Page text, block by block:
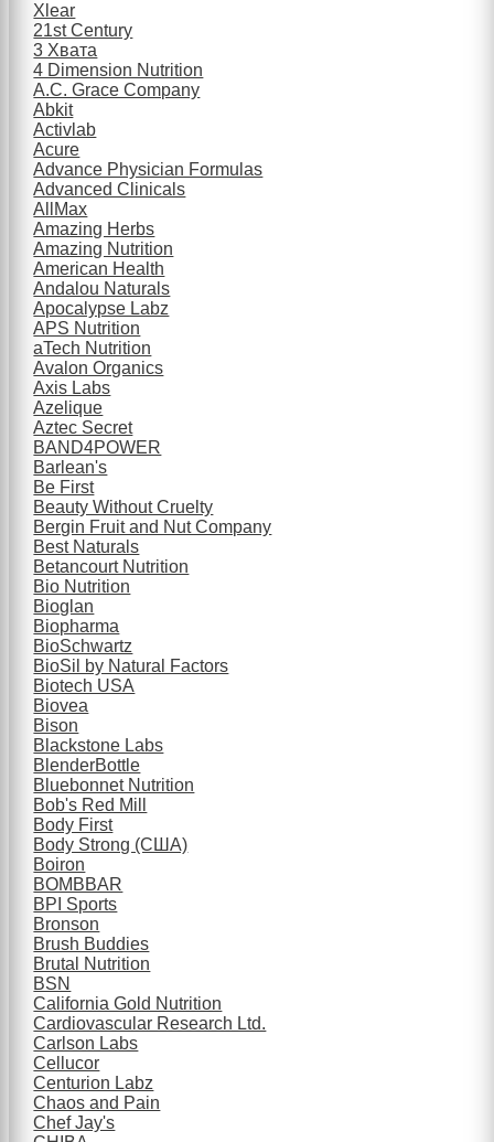
Xlear
21st Century
3 Хвата
4 Dimension Nutrition
A.C. Grace Company
Abkit
Activlab
Acure
Advance Physician Formulas
Advanced Clinicals
AllMax
Amazing Herbs
Amazing Nutrition
American Health
Andalou Naturals
Apocalypse Labz
APS Nutrition
aTech Nutrition
Avalon Organics
Axis Labs
Azelique
Aztec Secret
BAND4POWER
Barlean's
Be First
Beauty Without Cruelty
Bergin Fruit and Nut Company
Best Naturals
Betancourt Nutrition
Bio Nutrition
Bioglan
Biopharma
BioSchwartz
BioSil by Natural Factors
Biotech USA
Biovea
Bison
Blackstone Labs
BlenderBottle
Bluebonnet Nutrition
Bob's Red Mill
Body First
Body Strong (США)
Boiron
BOMBBAR
BPI Sports
Bronson
Brush Buddies
Brutal Nutrition
BSN
California Gold Nutrition
Cardiovascular Research Ltd.
Carlson Labs
Cellucor
Centurion Labz
Chaos and Pain
Chef Jay's